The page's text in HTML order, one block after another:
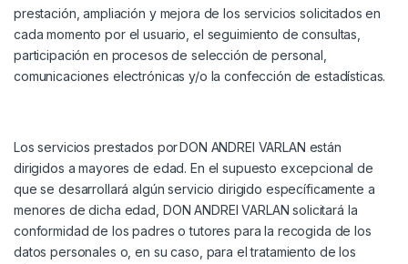
prestación, ampliación y mejora de los servicios solicitados en
cada momento por el usuario, el seguimiento de consultas,
participación en procesos de selección de personal,
comunicaciones electrónicas y/o la confección de estadísticas.
Los servicios prestados porDON ANDREI VARLAN están
dirigidos a mayores de edad. En el supuesto excepcional de
que se desarrollará algún servicio dirigido específicamente a
menores de dicha edad, DON ANDREI VARLAN solicitará la
conformidad de los padres o tutores para la recogida de los
datos personales o, en su caso, para el tratamiento de los